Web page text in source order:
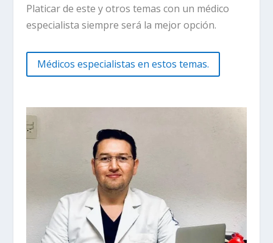
Platicar de este y otros temas con un médico
especialista siempre será la mejor opción.
Médicos especialistas en estos temas.